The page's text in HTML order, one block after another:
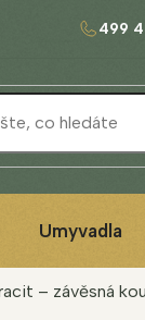
499
Umyvadla
– závěsná